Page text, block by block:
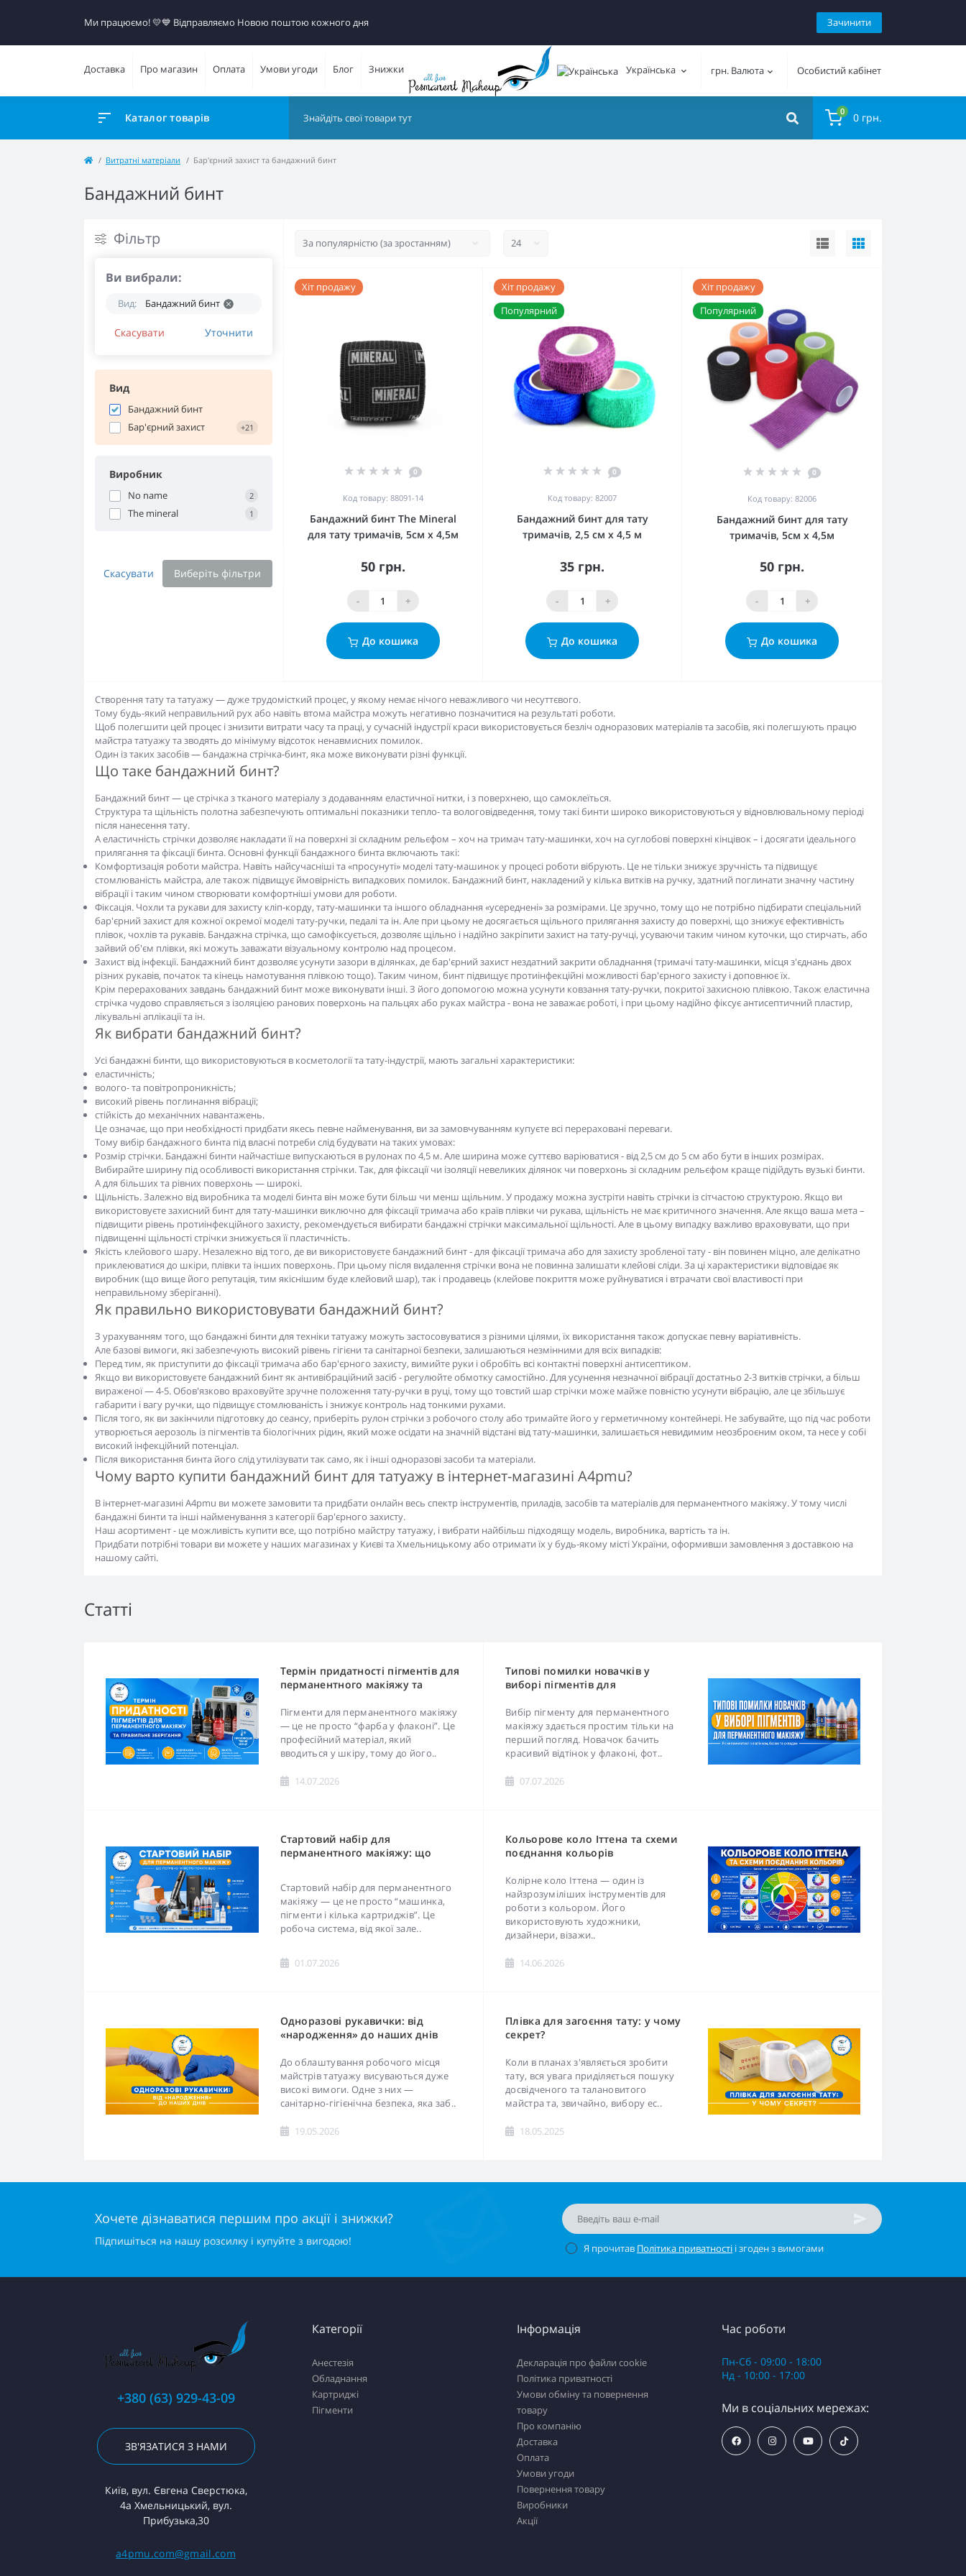
Ми працюємо! 💛​💙 Відправляємо Новою поштою кожного дня Зачинити
Доставка Про магазин Оплата Умови угоди Блог Знижки Українська грн. Валюта Особистий кабінет
Каталог товарів 0 0 грн.
Витратні матеріали Бар'єрний захист та бандажний бинт
Бандажний бинт
Фільтр
Ви вибрали:
Вид: Бандажний бинт
Скасувати Уточнити
Вид
Бандажний бинт
Бар'єрний захист
+21
Виробник
No name 2
The mineral 1
Скасувати Виберіть фільтри
Хіт продажу
0
Код товару: 88091-14
Бандажний бинт The Mineral
для тату тримачів, 5см х 4,5м
50 грн.
- +
До кошика
Хіт продажу
Популярний
0
Код товару: 82007
Бандажний бинт для тату
тримачів, 2,5 см х 4,5 м
35 грн.
- +
До кошика
Хіт продажу
Популярний
0
Код товару: 82006
Бандажний бинт для тату
тримачів, 5см х 4,5м
50 грн.
- +
До кошика
Створення тату та татуажу — дуже трудомісткий процес, у якому немає нічого неважливого чи несуттєвого.
Тому будь-який неправильний рух або навіть втома майстра можуть негативно позначитися на результаті роботи.
Щоб полегшити цей процес і знизити витрати часу та праці, у сучасній індустрії краси використовується безліч одноразових матеріалів та засобів, які полегшують працю
майстра татуажу та зводять до мінімуму відсоток ненавмисних помилок.
Один із таких засобів — бандажна стрічка-бинт, яка може виконувати різні функції.
Що таке бандажний бинт?
Бандажний бинт — це стрічка з тканого матеріалу з додаванням еластичної нитки, і з поверхнею, що самоклеїться.
Структура та щільність полотна забезпечують оптимальні показники тепло- та вологовідведення, тому такі бинти широко використовуються у відновлювальному періоді
після нанесення тату.
А еластичність стрічки дозволяє накладати її на поверхні зі складним рельєфом – хоч на тримач тату-машинки, хоч на суглобові поверхні кінцівок – і досягати ідеального
прилягання та фіксації бинта. Основні функції бандажного бинта включають такі:
Комфортизація роботи майстра. Навіть найсучасніші та «просунуті» моделі тату-машинок у процесі роботи вібрують. Це не тільки знижує зручність та підвищує
стомлюваність майстра, але також підвищує ймовірність випадкових помилок. Бандажний бинт, накладений у кілька витків на ручку, здатний поглинати значну частину
вібрації і таким чином створювати комфортніші умови для роботи.
Фіксація. Чохли та рукави для захисту кліп-корду, тату-машинки та іншого обладнання «усереднені» за розмірами. Це зручно, тому що не потрібно підбирати спеціальний
бар'єрний захист для кожної окремої моделі тату-ручки, педалі та ін. Але при цьому не досягається щільного прилягання захисту до поверхні, що знижує ефективність
плівок, чохлів та рукавів. Бандажна стрічка, що самофіксується, дозволяє щільно і надійно закріпити захист на тату-ручці, усуваючи таким чином куточки, що стирчать, або
зайвий об'єм плівки, які можуть заважати візуальному контролю над процесом.
Захист від інфекції. Бандажний бинт дозволяє усунути зазори в ділянках, де бар'єрний захист нездатний закрити обладнання (тримачі тату-машинки, місця з'єднань двох
різних рукавів, початок та кінець намотування плівкою тощо). Таким чином, бинт підвищує протиінфекційні можливості бар'єрного захисту і доповнює їх.
Крім перерахованих завдань бандажний бинт може виконувати інші. З його допомогою можна усунути ковзання тату-ручки, покритої захисною плівкою. Також еластична
стрічка чудово справляється з ізоляцією ранових поверхонь на пальцях або руках майстра - вона не заважає роботі, і при цьому надійно фіксує антисептичний пластир,
лікувальні аплікації та ін.
Як вибрати бандажний бинт?
Усі бандажні бинти, що використовуються в косметології та тату-індустрії, мають загальні характеристики:
еластичність;
волого- та повітропроникність;
високий рівень поглинання вібрації;
стійкість до механічних навантажень.
Це означає, що при необхідності придбати якесь певне найменування, ви за замовчуванням купуєте всі перераховані переваги.
Тому вибір бандажного бинта під власні потреби слід будувати на таких умовах:
Розмір стрічки. Бандажні бинти найчастіше випускаються в рулонах по 4,5 м. Але ширина може суттєво варіюватися - від 2,5 см до 5 см або бути в інших розмірах.
Вибирайте ширину під особливості використання стрічки. Так, для фіксації чи ізоляції невеликих ділянок чи поверхонь зі складним рельєфом краще підійдуть вузькі бинти.
А для більших та рівних поверхонь — широкі.
Щільність. Залежно від виробника та моделі бинта він може бути більш чи менш щільним. У продажу можна зустріти навіть стрічки із сітчастою структурою. Якщо ви
використовуєте захисний бинт для тату-машинки виключно для фіксації тримача або країв плівки чи рукава, щільність не має критичного значення. Але якщо ваша мета –
підвищити рівень протиінфекційного захисту, рекомендується вибирати бандажні стрічки максимальної щільності. Але в цьому випадку важливо враховувати, що при
підвищенні щільності стрічки знижується її пластичність.
Якість клейового шару. Незалежно від того, де ви використовуєте бандажний бинт - для фіксації тримача або для захисту зробленої тату - він повинен міцно, але делікатно
приклеюватися до шкіри, плівки та інших поверхонь. При цьому після видалення стрічки вона не повинна залишати клейові сліди. За ці характеристики відповідає як
виробник (що вище його репутація, тим якіснішим буде клейовий шар), так і продавець (клейове покриття може руйнуватися і втрачати свої властивості при
неправильному зберіганні).
Як правильно використовувати бандажний бинт?
З урахуванням того, що бандажні бинти для техніки татуажу можуть застосовуватися з різними цілями, їх використання також допускає певну варіативність.
Але базові вимоги, які забезпечують високий рівень гігієни та санітарної безпеки, залишаються незмінними для всіх випадків:
Перед тим, як приступити до фіксації тримача або бар'єрного захисту, вимийте руки і обробіть всі контактні поверхні антисептиком.
Якщо ви використовуєте бандажний бинт як антивібраційний засіб - регулюйте обмотку самостійно. Для усунення незначної вібрації достатньо 2-3 витків стрічки, а більш
вираженої — 4-5. Обов'язково враховуйте зручне положення тату-ручки в руці, тому що товстий шар стрічки може майже повністю усунути вібрацію, але це збільшує
габарити і вагу ручки, що підвищує стомлюваність і знижує контроль над тонкими рухами.
Після того, як ви закінчили підготовку до сеансу, приберіть рулон стрічки з робочого столу або тримайте його у герметичному контейнері. Не забувайте, що під час роботи
утворюється аерозоль із пігментів та біологічних рідин, який може осідати на значній відстані від тату-машинки, залишається невидимим неозброєним оком, та несе у собі
високий інфекційний потенціал.
Після використання бинта його слід утилізувати так само, як і інші одноразові засоби та матеріали.
Чому варто купити бандажний бинт для татуажу в інтернет-магазині A4pmu?
В інтернет-магазині A4pmu ви можете замовити та придбати онлайн весь спектр інструментів, приладів, засобів та матеріалів для перманентного макіяжу. У тому числі
бандажні бинти та інші найменування з категорії бар'єрного захисту.
Наш асортимент - це можливість купити все, що потрібно майстру татуажу, і вибрати найбільш підходящу модель, виробника, вартість та ін.
Придбати потрібні товари ви можете у наших магазинах у Києві та Хмельницькому або отримати їх у будь-якому місті України, оформивши замовлення з доставкою на
нашому сайті.
Статті
Термін придатності пігментів для
перманентного макіяжу та
Пігменти для перманентного макіяжу
— це не просто “фарба у флаконі”. Це
професійний матеріал, який
вводиться у шкіру, тому до його..
14.07.2026
Типові помилки новачків у
виборі пігментів для
Вибір пігменту для перманентного
макіяжу здається простим тільки на
перший погляд. Новачок бачить
красивий відтінок у флаконі, фот..
07.07.2026
Стартовий набір для
перманентного макіяжу: що
Стартовий набір для перманентного
макіяжу — це не просто “машинка,
пігменти і кілька картриджів”. Це
робоча система, від якої зале..
01.07.2026
Кольорове коло Іттена та схеми
поєднання кольорів
Колірне коло Іттена — один із
найзрозуміліших інструментів для
роботи з кольором. Його
використовують художники,
дизайнери, візажи..
14.06.2026
Одноразові рукавички: від
«народження» до наших днів
До облаштування робочого місця
майстрів татуажу висуваються дуже
високі вимоги. Одне з них —
санітарно-гігієнічна безпека, яка заб..
19.05.2026
Плівка для загоєння тату: у чому
секрет?
Коли в планах з'являється зробити
тату, вся увага приділяється пошуку
досвідченого та талановитого
майстра та, звичайно, вибору ес..
18.05.2025
Хочете дізнаватися першим про акції і знижки?
Підпишіться на нашу розсилку і купуйте з вигодою!
Я прочитав Політика приватності і згоден з вимогами
+380 (63) 929-43-09
ЗВ'ЯЗАТИСЯ З НАМИ
Київ, вул. Євгена Сверстюка,
4а Хмельницький, вул.
Прибузька,30
a4pmu.com@gmail.com
Категорії
Анестезія
Обладнання
Картриджі
Пігменти
Інформація
Декларація про файли cookie
Політика приватності
Умови обміну та повернення
товару
Про компанію
Доставка
Оплата
Умови угоди
Повернення товару
Виробники
Акції
Час роботи
Пн-Сб - 09:00 - 18:00
Нд - 10:00 - 17:00
Ми в соціальних мережах: